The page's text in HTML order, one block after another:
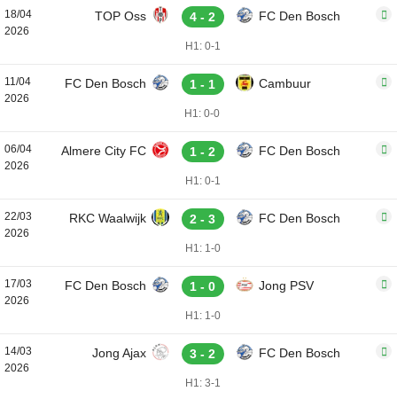
18/04
2026
TOP Oss 4 - 2 FC Den Bosch
H1: 0-1
11/04
2026
FC Den Bosch 1 - 1 Cambuur
H1: 0-0
06/04
2026
Almere City FC 1 - 2 FC Den Bosch
H1: 0-1
22/03
2026
RKC Waalwijk 2 - 3 FC Den Bosch
H1: 1-0
17/03
2026
FC Den Bosch 1 - 0 Jong PSV
H1: 1-0
14/03
2026
Jong Ajax 3 - 2 FC Den Bosch
H1: 3-1